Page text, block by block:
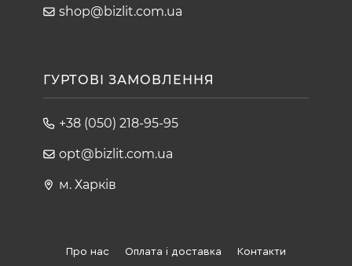
shop@bizlit.com.ua
ГУРТОВІ ЗАМОВЛЕННЯ
+38 (050) 218-95-95
opt@bizlit.com.ua
м. Харків
Про нас Оплата і доставка Контакти